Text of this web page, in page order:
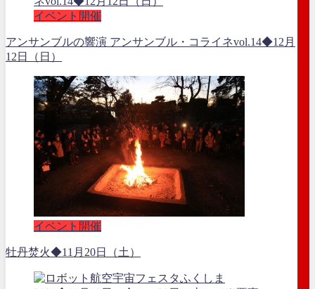
イベント開催
アンサンブルの響演 アンサンブル・コライネvol.14◆12月
12日（日）
イベント開催
牡丹焚火◆11月20日（土）